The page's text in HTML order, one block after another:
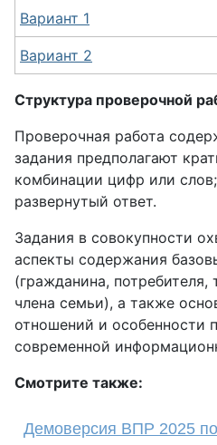
Вариант 1
Вариант 2
Структура проверочной
Проверочная работа
задания предполагают
комбинации цифр или
развернутый ответ.
Задания в совокупности
аспекты содержания
(гражданина,
члена семьи), а также
отношений и особенности
современной
Смотрите также:
Демоверсия ВПР 2025